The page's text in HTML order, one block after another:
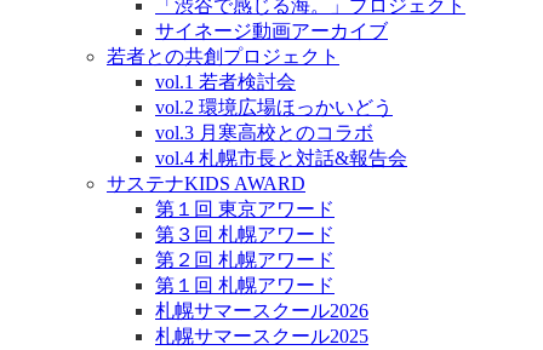
「渋谷で感じる海。」プロジェクト
サイネージ動画アーカイブ
若者との共創プロジェクト
vol.1 若者検討会
vol.2 環境広場ほっかいどう
vol.3 月寒高校とのコラボ
vol.4 札幌市長と対話&報告会
サステナKIDS AWARD
第１回 東京アワード
第３回 札幌アワード
第２回 札幌アワード
第１回 札幌アワード
札幌サマースクール2026
札幌サマースクール2025